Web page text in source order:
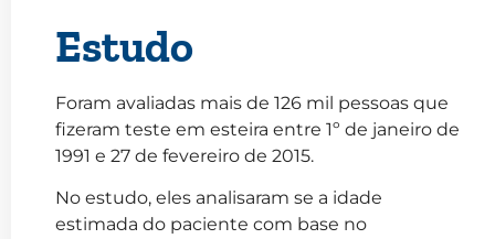
Estudo
Foram avaliadas mais de 126 mil pessoas que
fizeram teste em esteira entre 1º de janeiro de
1991 e 27 de fevereiro de 2015.
No estudo, eles analisaram se a idade
estimada do paciente com base no